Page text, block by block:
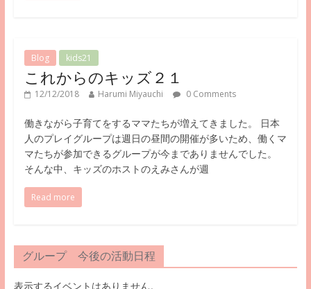
Blog kids21
これからのキッズ２１
12/12/2018 Harumi Miyauchi 0 Comments
働きながら子育てをするママたちが増えてきました。 日本
人のプレイグループは週日の昼間の開催が多いため、働くマ
マたちが参加できるグループが今までありませんでした。
そんな中、キッズのホストのえみさんが週
Read more
グループ 今後の活動日程
表示するイベントはありません。